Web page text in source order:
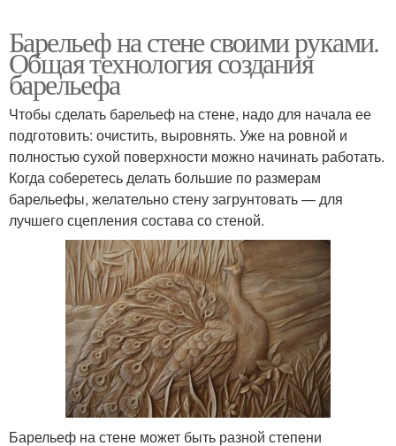
Барельеф на стене своими руками.
Общая технология создания
барельефа
Чтобы сделать барельеф на стене, надо для начала ее
подготовить: очистить, выровнять. Уже на ровной и
полностью сухой поверхности можно начинать работать.
Когда соберетесь делать большие по размерам
барельефы, желательно стену загрунтовать — для
лучшего сцепления состава со стеной.
Барельеф на стене может быть разной степени